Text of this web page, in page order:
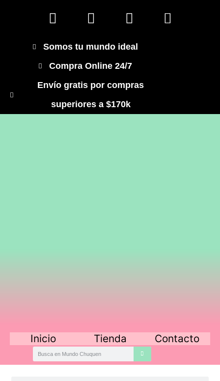
Somos tu mundo ideal
Compra Online 24/7
Envío gratis por compras
superiores a $170k
Inicio Tienda Contacto